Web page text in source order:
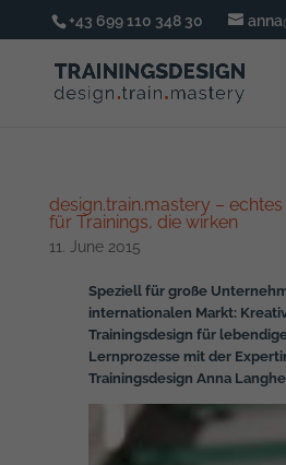
+43 699 110 348 30
design.train.mastery –
für Trainings, die wirken
11. June 2015
Speziell für große
internationalen Markt:
Trainingsdesign für
Lernprozesse mit der
Trainingsdesign Anna